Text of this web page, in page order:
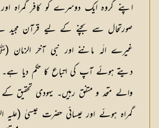
اپنے گروہ ایک دوسرے کو کافر گمراہ
صورتحال سے بچنے کے لیے قرآن مجید
غیرے الٰہ ماننے اور نبی آخر الزمان
دیتے ہوئے آپ کی اتباع کا حکم دیا ہے۔
والے متحد و متفق رہیں۔ یہودی تحقیق
گمراہ ہوئے اور عیسائی حضرت عیسیٰ (علیہ